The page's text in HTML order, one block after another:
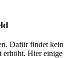
Dafür findet kein
erhöht. Hier einige